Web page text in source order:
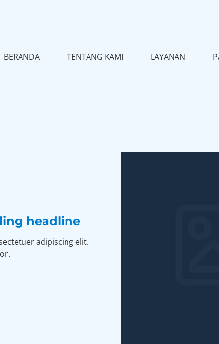
BERANDA TENTANG KAMI LAYANAN
headline
adipiscing elit.